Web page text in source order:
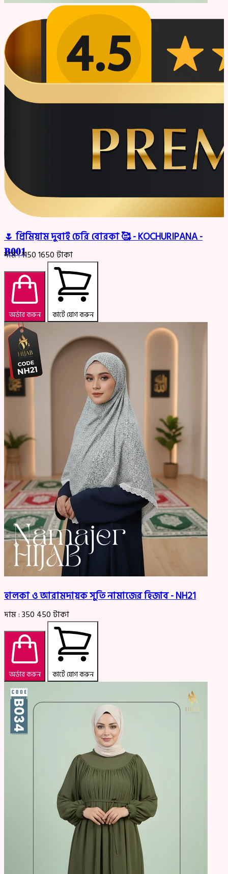
🌷 প্রিমিয়াম দুবাই চেরি বোরকা 🥰 - KOCHURIPANA -
𝐁𝟎𝟎𝟏
দাম :11501650টাকা
অর্ডার করুন কার্টে যোগ করুন
হালকা ও আরামদায়ক সুতি নামাজের হিজাব - NH21
দাম :350 450টাকা
অর্ডার করুন কার্টে যোগ করুন